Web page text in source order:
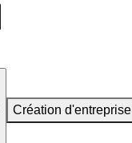
Création d'entreprise